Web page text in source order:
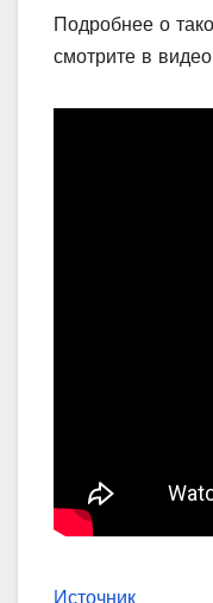
Подробнее о
смотрите в
Источник